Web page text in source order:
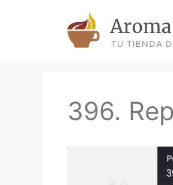
396.